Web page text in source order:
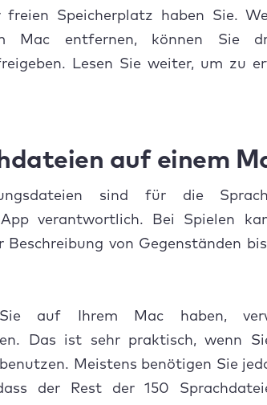
Sprachen auf dem Mac
auf einem Mac manuell löschen?
Eingabesprache von meinem Mac?
freien Speicherplatz haben Sie.
Mac entfernen, können Sie
Lesen Sie weiter, um zu
auf einem
sind für die
verantwortlich. Bei Spielen
Beschreibung von Gegenständen
auf Ihrem Mac haben,
Das ist sehr praktisch, wenn
Meistens benötigen Sie
der Rest der 150